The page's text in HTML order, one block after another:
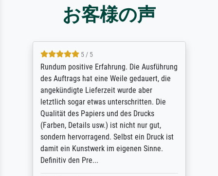
お客様の声
5 / 5
Rundum positive Erfahrung. Die Ausführung
des Auftrags hat eine Weile gedauert, die
angekündigte Lieferzeit wurde aber
letztlich sogar etwas unterschritten. Die
Qualität des Papiers und des Drucks
(Farben, Details usw.) ist nicht nur gut,
sondern hervorragend. Selbst ein Druck ist
damit ein Kunstwerk im eigenen Sinne.
Definitiv den Pre...